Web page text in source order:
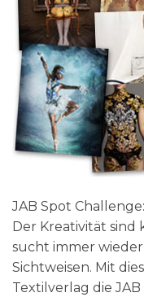
JAB Spot
Der Kreativität sind
sucht immer
Sichtweisen. Mit
Textilverlag die